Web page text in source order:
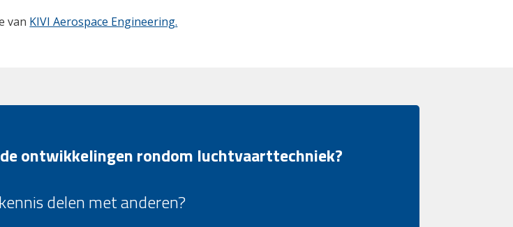
van KIVI Aerospace Engineering.
ontwikkelingen rondom luchtvaarttechniek?
delen met anderen?